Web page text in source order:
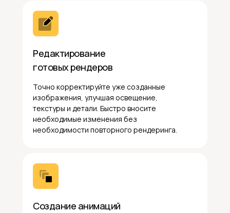
Редактирование
готовых рендеров
Точно корректируйте уже созданные
изображения, улучшая освещение,
текстуры и детали. Быстро вносите
необходимые изменения без
необходимости повторного рендеринга.
Создание анимаций